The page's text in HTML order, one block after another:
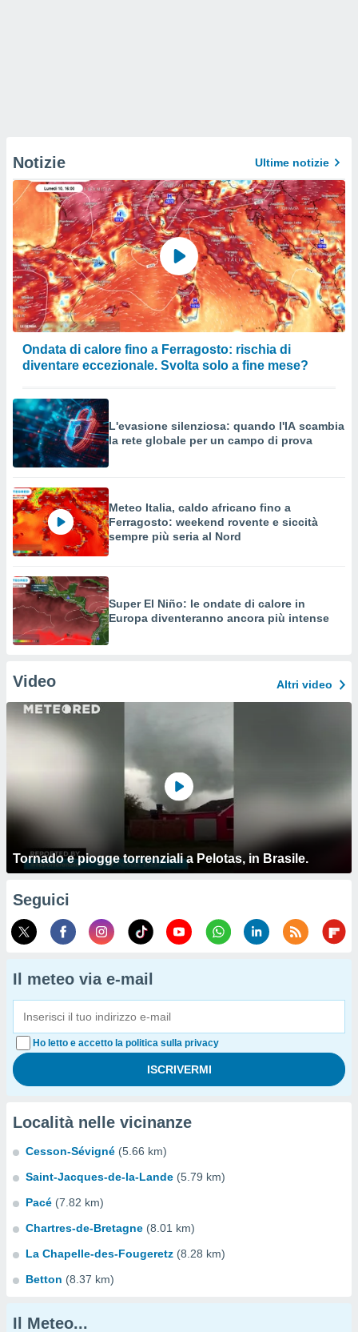
Notizie Ultime notizie
Ondata di calore fino a Ferragosto: rischia di
diventare eccezionale. Svolta solo a fine mese?
L'evasione silenziosa: quando l'IA scambia
la rete globale per un campo di prova
Meteo Italia, caldo africano fino a
Ferragosto: weekend rovente e siccità
sempre più seria al Nord
Super El Niño: le ondate di calore in
Europa diventeranno ancora più intense
Video Altri video
Tornado e piogge torrenziali a Pelotas, in Brasile.
Seguici
Il meteo via e-mail
Ho letto e accetto la politica sulla privacy
Località nelle vicinanze
Cesson-Sévigné (5.66 km)
Saint-Jacques-de-la-Lande (5.79 km)
Pacé (7.82 km)
Chartres-de-Bretagne (8.01 km)
La Chapelle-des-Fougeretz (8.28 km)
Betton (8.37 km)
Il Meteo...